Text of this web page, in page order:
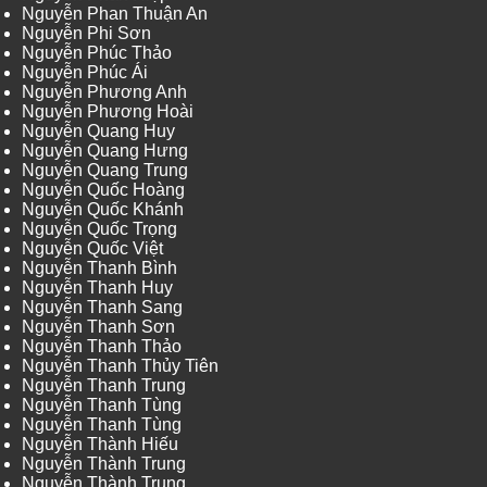
Nguyễn Phan Thuận An
Nguyễn Phi Sơn
Nguyễn Phúc Thảo
Nguyễn Phúc Ái
Nguyễn Phương Anh
Nguyễn Phương Hoài
Nguyễn Quang Huy
Nguyễn Quang Hưng
Nguyễn Quang Trung
Nguyễn Quốc Hoàng
Nguyễn Quốc Khánh
Nguyễn Quốc Trọng
Nguyễn Quốc Việt
Nguyễn Thanh Bình
Nguyễn Thanh Huy
Nguyễn Thanh Sang
Nguyễn Thanh Sơn
Nguyễn Thanh Thảo
Nguyễn Thanh Thủy Tiên
Nguyễn Thanh Trung
Nguyễn Thanh Tùng
Nguyễn Thanh Tùng
Nguyễn Thành Hiếu
Nguyễn Thành Trung
Nguyễn Thành Trung